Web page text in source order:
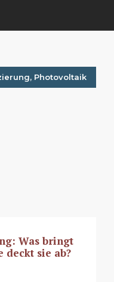
, Photovoltaik
Was bringt
deckt sie ab?